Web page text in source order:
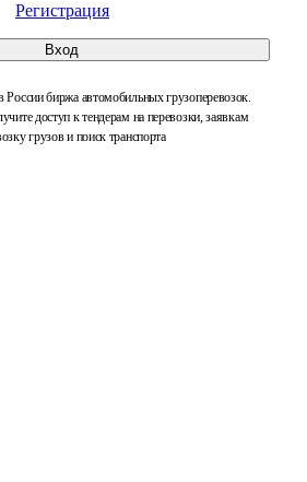
Регистрация
Вход
биржа автомобильных грузоперевозок.
доступ к тендерам на перевозки, заявкам
грузов и поиск транспорта